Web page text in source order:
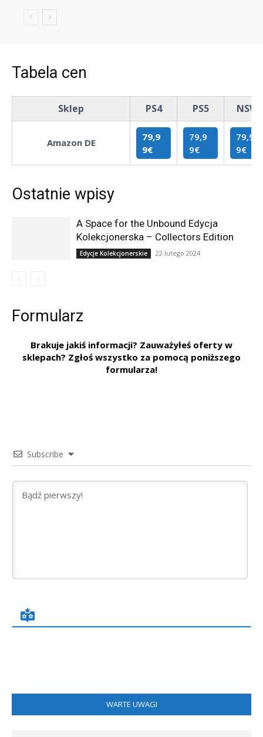
Tabela cen
Sklep PS4 PS5 NSW
Amazon DE
79,9
9€
79,9
9€
79,9
9€
Ostatnie wpisy
A Space for the Unbound Edycja
Kolekcjonerska – Collectors Edition
Edycje Kolekcjonerskie 22 lutego 2024
Formularz
Brakuje jakiś informacji? Zauważyłeś oferty w
sklepach? Zgłoś wszystko za pomocą poniższego
formularza!
Subscribe
WARTE UWAGI